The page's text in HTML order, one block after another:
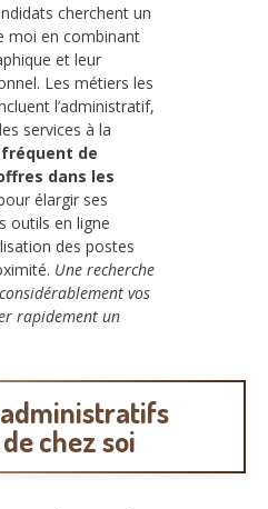
cherchent un
moi en combinant
et leur
Les métiers les
l’administratif,
services à la
de
dans les
élargir ses
outils en ligne
des postes
Une recherche
vos
rapidement un
chez soi